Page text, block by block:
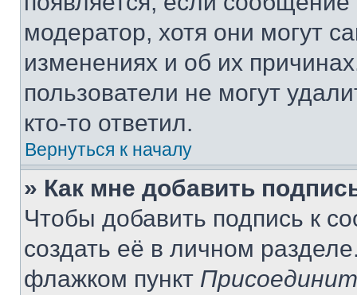
модератор, хотя они могут
изменениях и об их
пользователи не могут
кто-то ответил.
Вернуться к началу
» Как мне добавить
Чтобы добавить подпись к
создать её в личном
флажком пункт